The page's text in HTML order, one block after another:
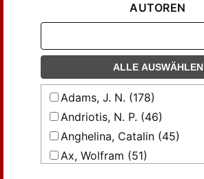
AUTOREN
ALLE AUSWÄHLEN
Adams, J. N. (178)
Andriotis, N. P. (46)
Anghelina, Catalin (45)
Ax, Wolfram (51)